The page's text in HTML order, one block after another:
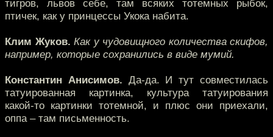
тигров, львов себе, там всяких тотемных рыбок,
птичек, как у принцессы Укока набита.
Клим Жуков. Как у чудовищного количества скифов,
например, которые сохранились в виде мумий.
Константин Анисимов. Да-да. И тут совместилась
татуированная картинка, культура татуирования
какой-то картинки тотемной, и плюс они приехали,
оппа – там письменность.